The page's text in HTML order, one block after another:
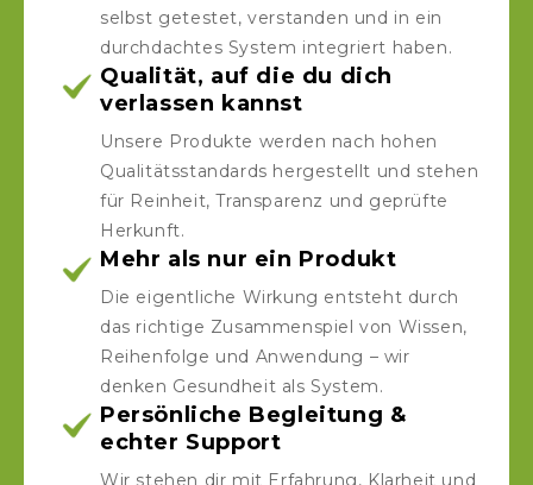
selbst getestet, verstanden und in ein
durchdachtes System integriert haben.
Qualität, auf die du dich
verlassen kannst
Unsere Produkte werden nach hohen
Qualitätsstandards hergestellt und stehen
für Reinheit, Transparenz und geprüfte
Herkunft.
Mehr als nur ein Produkt
Die eigentliche Wirkung entsteht durch
das richtige Zusammenspiel von Wissen,
Reihenfolge und Anwendung – wir
denken Gesundheit als System.
Persönliche Begleitung &
echter Support
Wir stehen dir mit Erfahrung, Klarheit und